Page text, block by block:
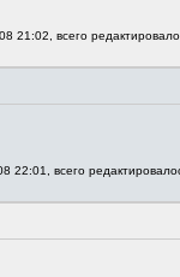
21:02, всего
22:01, всего